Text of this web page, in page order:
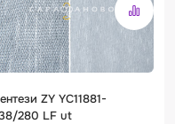
ZY YC11881-
280 LF ut